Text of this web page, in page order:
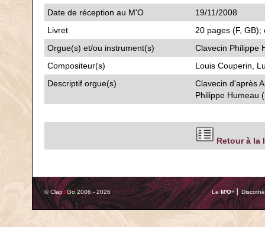
Date de réception au M'O
19/11/2008
Livret
20 pages (F,
Orgue(s) et/ou instrument(s)
Clavecin Philippe
Compositeur(s)
Louis Couperin,
Descriptif orgue(s)
Clavecin d'après
Philippe Humeau
Retour à la
© Clap&Go 2006 - 2026 Le M'O+ ⎢